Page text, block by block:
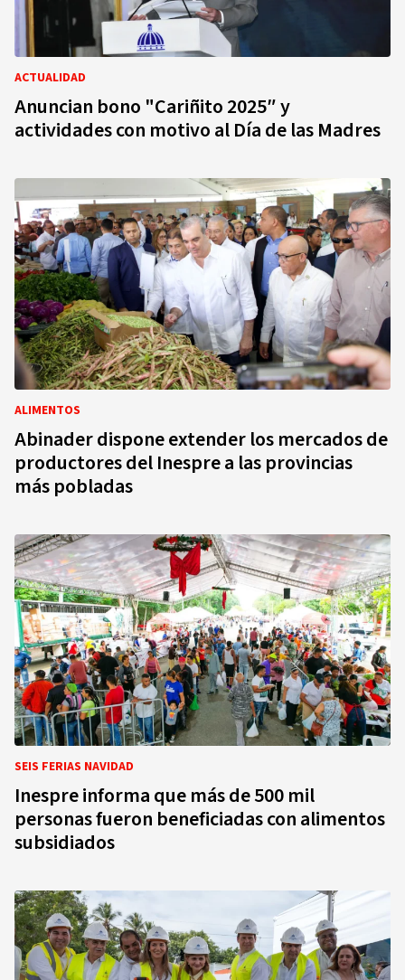
ACTUALIDAD
Anuncian bono "Cariñito 2025″ y
actividades con motivo al Día de las Madres
ALIMENTOS
Abinader dispone extender los mercados de
productores del Inespre a las provincias
más pobladas
SEIS FERIAS NAVIDAD
Inespre informa que más de 500 mil
personas fueron beneficiadas con alimentos
subsidiados